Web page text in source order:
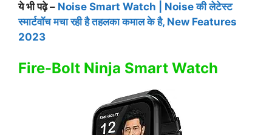
ये भी पढ़े – Noise Smart Watch | Noise की लेटेस्ट
स्मार्टवॉच मचा रही है तहलका कमाल के है, New Features
2023
Fire-Bolt Ninja Smart Watch